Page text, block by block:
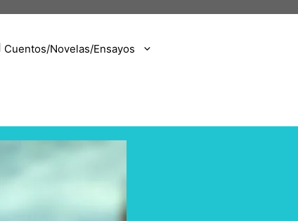
Cuentos/Novelas/Ensayos